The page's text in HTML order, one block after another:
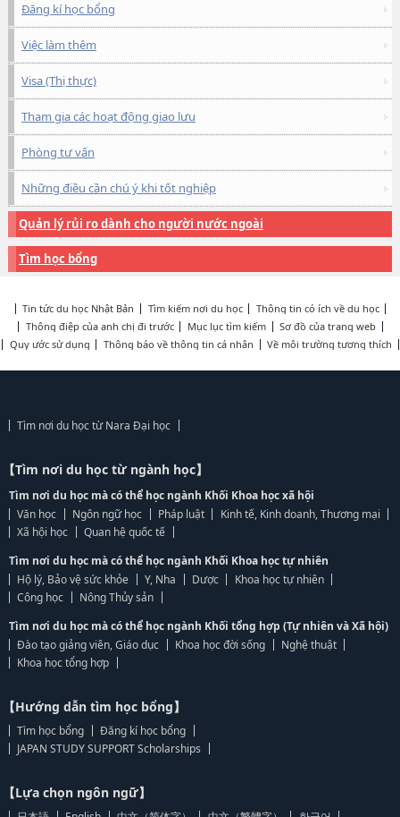
Đăng kí học bổng
Việc làm thêm
Visa (Thị thực)
Tham gia các hoạt động giao lưu
Phòng tư vấn
Những điều cần chú ý khi tốt nghiệp
Quản lý rủi ro dành cho người nước ngoài
Tìm học bổng
Tin tức du học Nhật Bản Tìm kiếm nơi du học
Thông tin có ích về du học
Thông điệp của anh chị đi trước
Mục lục tìm kiếm
Sơ đồ của trang web
Quy ước sử dụng
Thông báo về thông tin cá nhân Về môi trường tương thích
Tìm nơi du học từ Nara Đại học
【Tìm nơi du học từ ngành học】
Tìm nơi du học mà có thể học ngành Khối Khoa học xã hội
Văn học
Ngôn ngữ học Pháp luật
Kinh tế, Kinh doanh, Thương mại
Xã hội học
Quan hệ quốc tế
Tìm nơi du học mà có thể học ngành Khối Khoa học tự nhiên
Hộ lý, Bảo vệ sức khỏe
Y, Nha Dược
Khoa học tự nhiên
Công học
Nông Thủy sản
Tìm nơi du học mà có thể học ngành Khối tổng hợp (Tự nhiên và Xã hội)
Đào tạo giảng viên, Giáo dục
Khoa học đời sống
Nghệ thuật
Khoa học tổng hợp
【Hướng dẫn tìm học bổng】
Tìm học bổng
Đăng kí học bổng
JAPAN STUDY SUPPORT Scholarships
【Lựa chọn ngôn ngữ】